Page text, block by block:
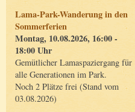
Lama-Park-Wanderung in den
Sommerferien
Montag, 10.08.2026, 16:00 -
18:00 Uhr
Gemütlicher Lamaspaziergang für
alle Generationen im Park.
Noch 2 Plätze frei (Stand vom
03.08.2026)